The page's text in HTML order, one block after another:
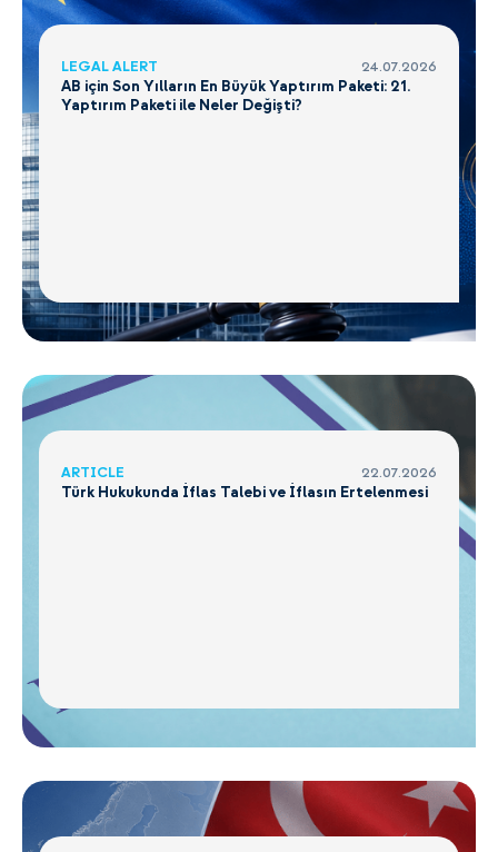
LEGAL ALERT 24.07.2026
AB için Son Yılların En Büyük Yaptırım Paketi: 21.
Yaptırım Paketi ile Neler Değişti?
ARTICLE 22.07.2026
Türk Hukukunda İflas Talebi ve İflasın Ertelenmesi